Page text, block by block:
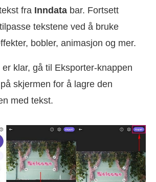
fra Inndata bar. Fortsett
tekstene ved å bruke
bobler, animasjon og mer.
er klar, gå til Eksporter-knappen
skjermen for å lagre den
med tekst.